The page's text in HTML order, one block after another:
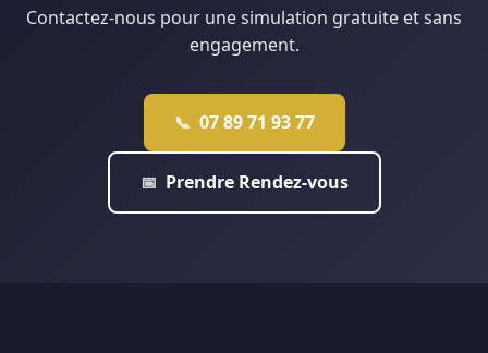
Contactez-nous pour une simulation gratuite et sans
engagement.
📞 07 89 71 93 77
📅 Prendre Rendez-vous